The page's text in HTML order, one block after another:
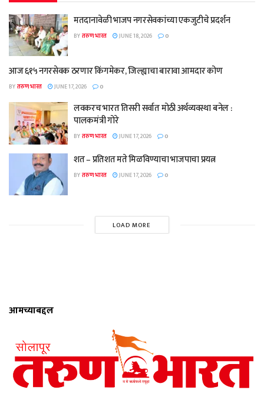
मतदानावेळी भाजप नगरसेवकांच्या एकजुटीचे प्रदर्शन
BYतरुण भारत JUNE 18, 2026 0
आज ६१५ नगरसेवक ठरणार किंगमेकर, जिल्ह्याचा बारावा आमदार कोण
BYतरुण भारत JUNE 17, 2026 0
लवकरच भारत तिसरी सर्वात मोठी अर्थव्यवस्था बनेल :
पालकमंत्री गोरे
BYतरुण भारत JUNE 17, 2026 0
शत – प्रतिशत मते मिळविण्याचा भाजपाचा प्रयत्न
BYतरुण भारत JUNE 17, 2026 0
LOAD MORE
आमच्याबद्दल